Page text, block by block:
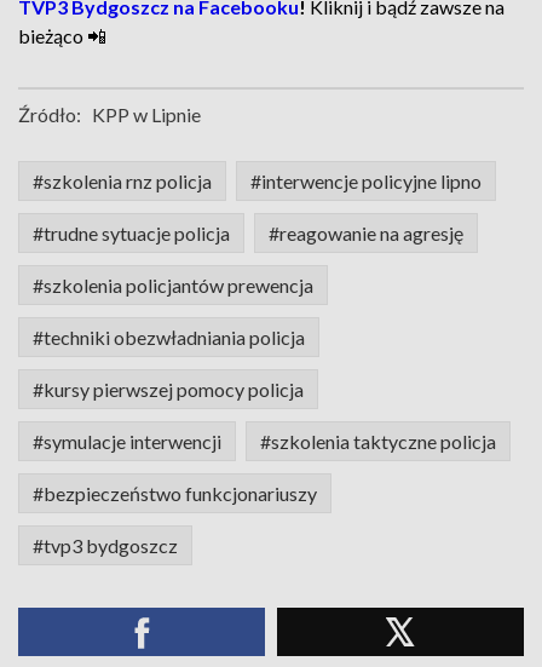
TVP3 Bydgoszcz na Facebooku! Kliknij i bądź zawsze na
bieżąco 📲
Źródło: KPP w Lipnie
#szkolenia rnz policja #interwencje policyjne lipno
#trudne sytuacje policja #reagowanie na agresję
#szkolenia policjantów prewencja
#techniki obezwładniania policja
#kursy pierwszej pomocy policja
#symulacje interwencji #szkolenia taktyczne policja
#bezpieczeństwo funkcjonariuszy
#tvp3 bydgoszcz